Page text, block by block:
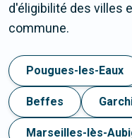
d'éligibilité des villes
commune.
Pougues-les-Eaux
Beffes
Marseilles-lès-